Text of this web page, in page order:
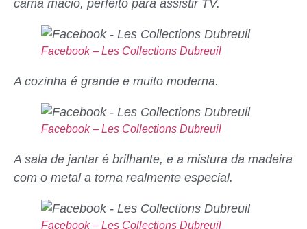
cama macio, perfeito para assistir TV.
Facebook – Les Collections Dubreuil
A cozinha é grande e muito moderna.
Facebook – Les Collections Dubreuil
A sala de jantar é brilhante, e a mistura da madeira
com o metal a torna realmente especial.
Facebook – Les Collections Dubreuil